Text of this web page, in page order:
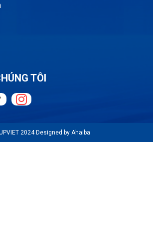
TÔI
2024 Designed by Ahaiba